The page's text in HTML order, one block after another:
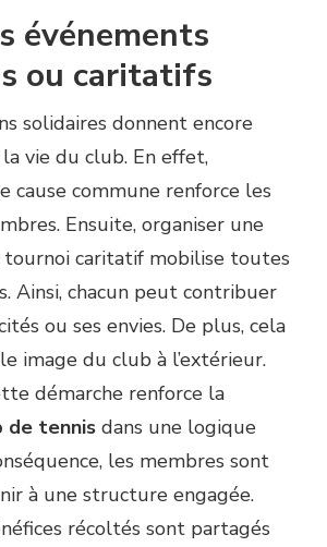
événements
ou caritatifs
solidaires donnent encore
vie du club. En effet,
cause commune renforce les
Ensuite, organiser une
caritatif mobilise toutes
Ainsi, chacun peut contribuer
ou ses envies. De plus, cela
image du club à l’extérieur.
démarche renforce la
de tennis dans une logique
les membres sont
à une structure engagée.
récoltés sont partagés